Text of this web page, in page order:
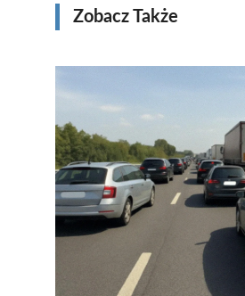
Zobacz Także